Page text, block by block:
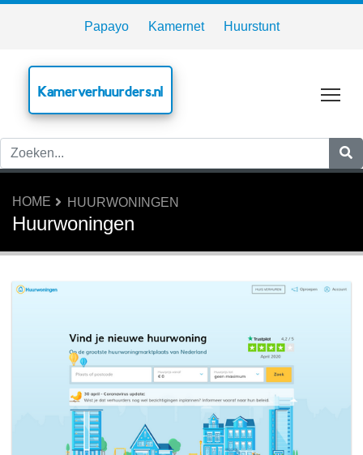
Papayo Kamernet Huurstunt
Kamerverhuurders.nl
HOME HUURWONINGEN
Huurwoningen